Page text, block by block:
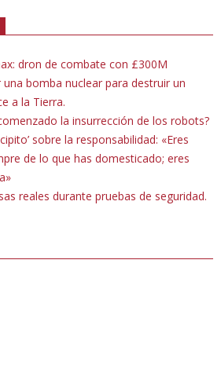
dron de combate con £300M
bomba nuclear para destruir un
a la Tierra.
la insurrección de los robots?
sobre la responsabilidad: «Eres
de lo que has domesticado; eres
reales durante pruebas de seguridad.